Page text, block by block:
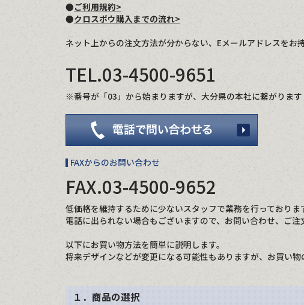
●ご利用規約>
●クロスボウ購入までの流れ>
ネット上からの注文方法が分からない、Eメールアドレスをお
TEL.03-4500-9651
※番号が「03」から始まりますが、大分県の本社に繋がります
FAXからのお問い合わせ
FAX.03-4500-9652
低価格を維持するために少ないスタッフで業務を行っておりま
電話に出られない場合もございますので、お問い合わせ、ご注
以下にお買い物方法を簡単に説明します。
将来デザインなどが変更になる可能性もありますが、お買い
１．商品の選択